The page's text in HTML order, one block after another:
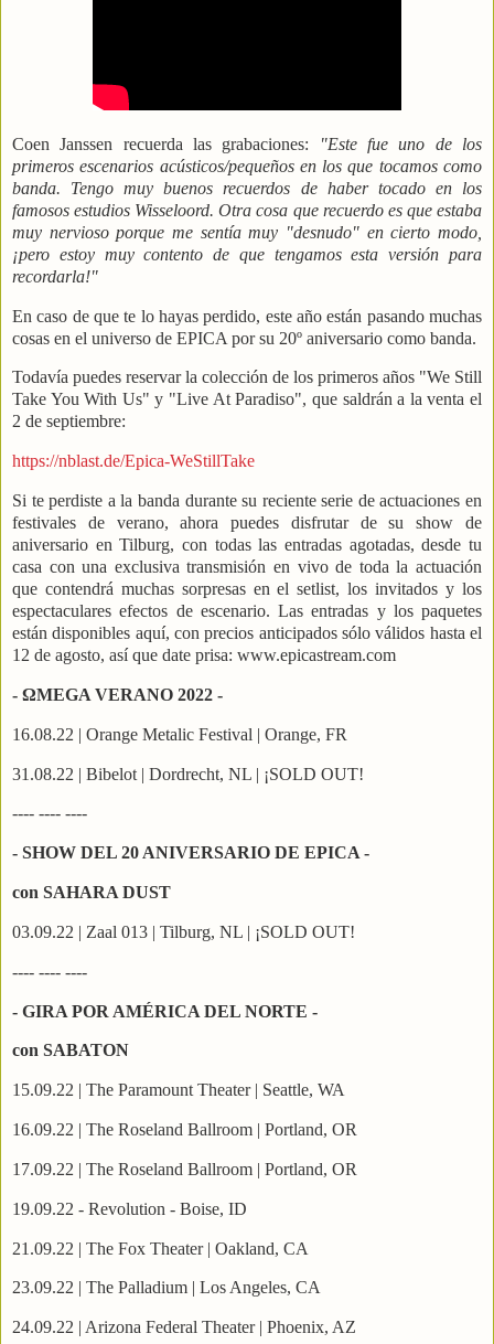
Coen Janssen recuerda las grabaciones:
"Este fue uno de los
primeros escenarios acústicos/pequeños en los que tocamos como
banda. Tengo muy buenos recuerdos de haber tocado en los
famosos estudios Wisseloord. Otra cosa que recuerdo es que estaba
muy nervioso porque me sentía muy "desnudo" en cierto modo,
¡pero estoy muy contento de que tengamos esta versión para
recordarla!"
En caso de que te lo hayas perdido, este año están pasando muchas
cosas en el universo de EPICA por su 20º aniversario como banda.
Todavía puedes reservar la colección de los primeros años "We Still
Take You With Us" y "Live At Paradiso", que saldrán a la venta el
2 de septiembre:
https://nblast.de/Epica-WeStillTake
Si te perdiste a la banda durante su reciente serie de actuaciones en
festivales de verano, ahora puedes disfrutar de su show de
aniversario en Tilburg, con todas las entradas agotadas, desde tu
casa con una exclusiva transmisión en vivo de toda la actuación
que contendrá muchas sorpresas en el setlist, los invitados y los
espectaculares efectos de escenario. Las entradas y los paquetes
están disponibles aquí, con precios anticipados sólo válidos hasta el
12 de agosto, así que date prisa: www.epicastream.com
- ΩMEGA VERANO 2022 -
16.08.22 | Orange Metalic Festival | Orange, FR
31.08.22 | Bibelot | Dordrecht, NL | ¡SOLD OUT!
---- ---- ----
- SHOW DEL 20 ANIVERSARIO DE EPICA -
con SAHARA DUST
03.09.22 | Zaal 013 | Tilburg, NL | ¡SOLD OUT!
---- ---- ----
- GIRA POR AMÉRICA DEL NORTE -
con SABATON
15.09.22 | The Paramount Theater | Seattle, WA
16.09.22 | The Roseland Ballroom | Portland, OR
17.09.22 | The Roseland Ballroom | Portland, OR
19.09.22 - Revolution - Boise, ID
21.09.22 | The Fox Theater | Oakland, CA
23.09.22 | The Palladium | Los Angeles, CA
24.09.22 | Arizona Federal Theater | Phoenix, AZ